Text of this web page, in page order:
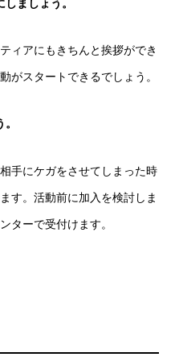
ましょう。
ィアにもきちんと挨拶ができ
がスタートできるでしょう。
手にケガをさせてしまった時
す。活動前に加入を検討しま
ターで受付けます。